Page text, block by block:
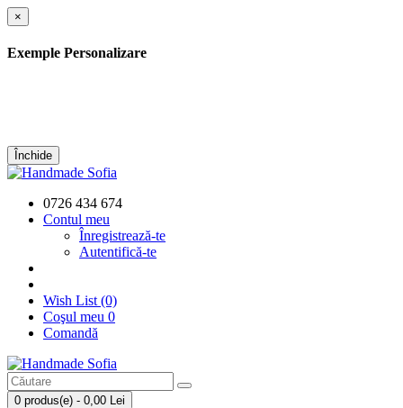
×
Exemple Personalizare
Închide
0726 434 674
Contul meu
Înregistrează-te
Autentifică-te
Wish List (0)
Coşul meu 0
Comandă
0 produs(e) - 0,00 Lei